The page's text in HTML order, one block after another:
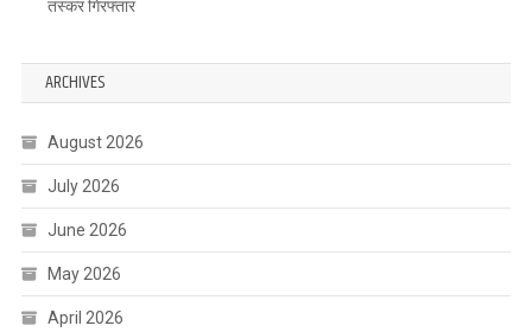
तस्कर गिरफ्तार
ARCHIVES
August 2026
July 2026
June 2026
May 2026
April 2026